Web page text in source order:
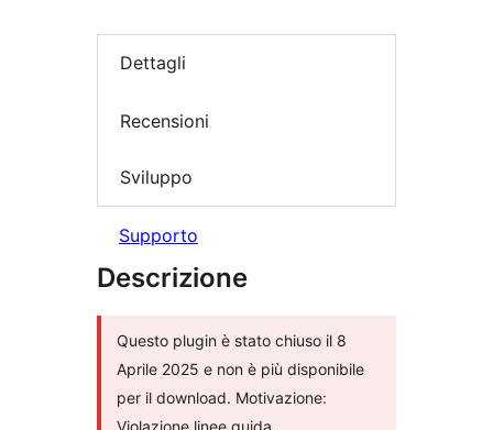
Dettagli
Recensioni
Sviluppo
Supporto
Descrizione
Questo plugin è stato chiuso il 8
Aprile 2025 e non è più disponibile
per il download. Motivazione:
Violazione linee guida.